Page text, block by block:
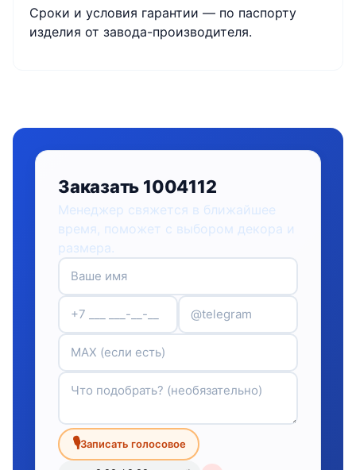
Сроки и условия гарантии — по паспорту
изделия от завода-производителя.
Заказать 1004112
Менеджер свяжется в ближайшее
время, поможет с выбором декора и
размера.
🎙Записать голосовое